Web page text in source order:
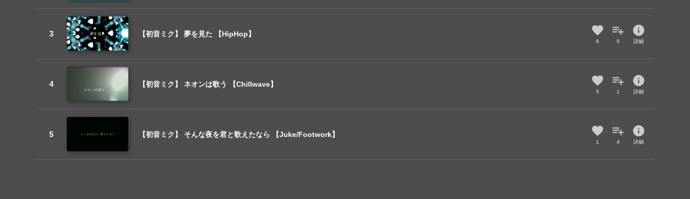
【初音ミク】 夢を見た 【HipHop】
6 5
info
詳細
【初音ミク】 ネオンは歌う 【Chillwave】
5 1
info
詳細
【初音ミク】 そんな夜を君と歌えたなら 【Juke/Footwork】
1 4
info
詳細